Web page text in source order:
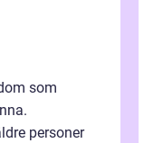
som
personer